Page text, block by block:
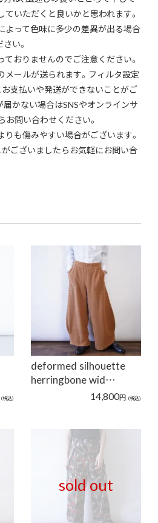
いただくと良いかと思われます。
よって色味に多少の差異が出る場合
い。
おりませんのでご注意ください。
メールが送られます。フィルタ設定
支払いや発送ができないことがご
届かない場合はSNSやオンラインサ
問い合わせください。
も傷みやすい場合がございます。
ございましたらお気軽にお問い合
(税込)
deformed silhouette
herringbone wid…
14,800円 (税込)
sold out